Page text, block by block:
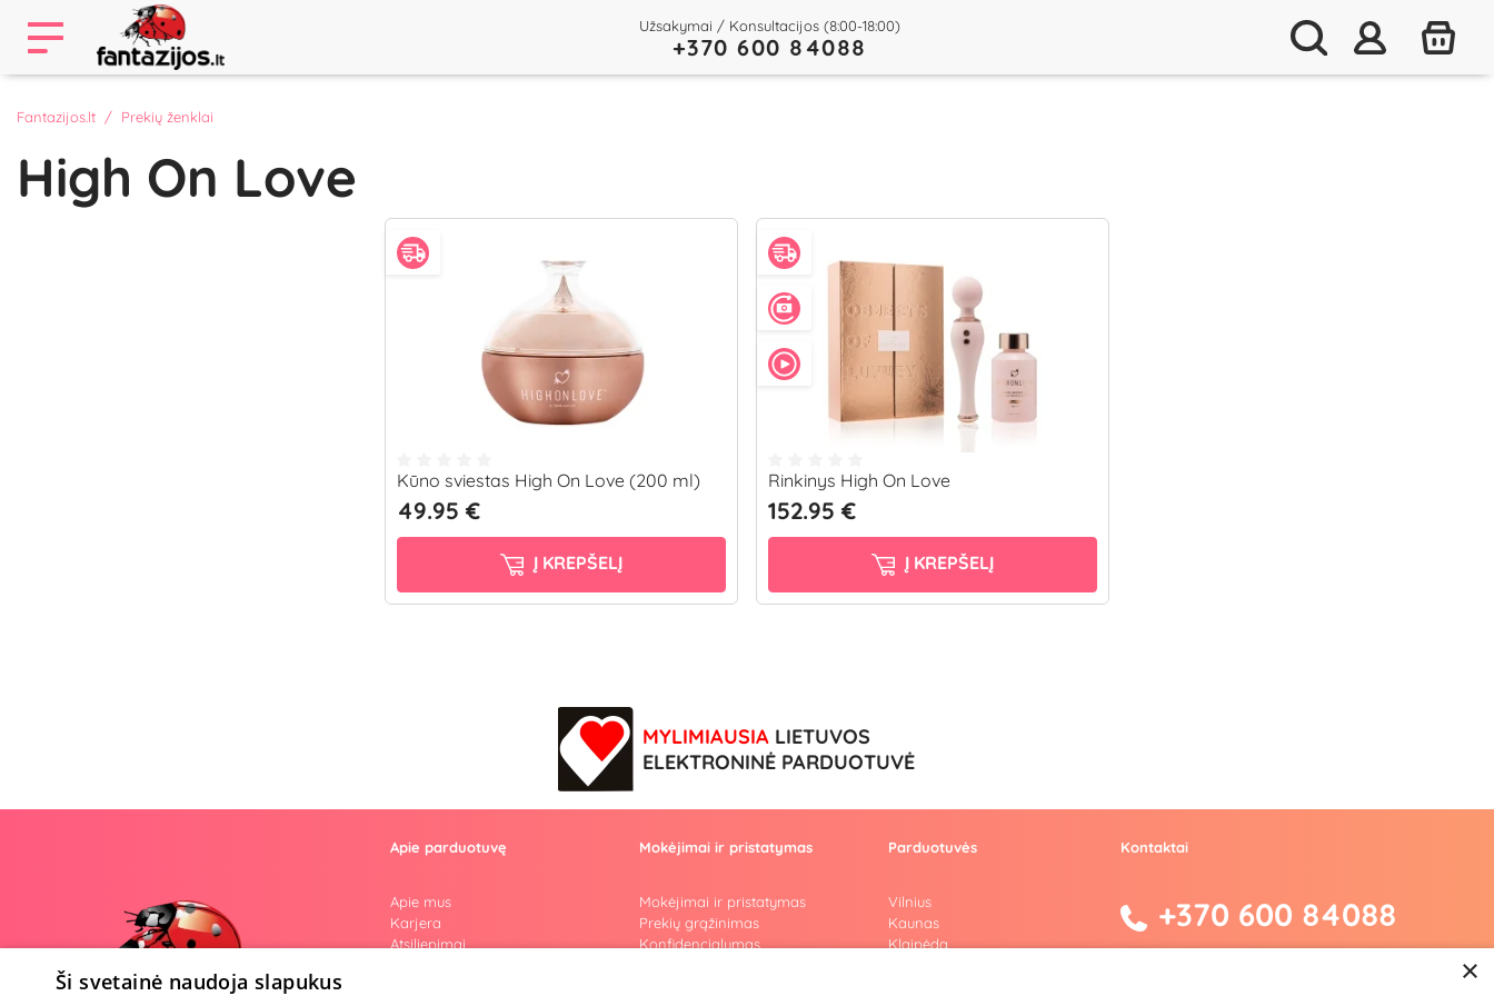
Užsakymai / Konsultacijos (8:00-18:00)
+370 600 84088
Fantazijos.lt Prekių ženklai
High On Love
Kūno sviestas High On Love (200 ml)
49.95 €
Į KREPŠELĮ
Rinkinys High On Love
152.95 €
Į KREPŠELĮ
MYLIMIAUSIA LIETUVOS
ELEKTRONINĖ PARDUOTUVĖ
Apie parduotuvę
Apie mus
Karjera
Atsiliepimai
Mokėjimai ir pristatymas
Mokėjimai ir pristatymas
Prekių grąžinimas
Konfidencialumas
Parduotuvės
Vilnius
Kaunas
Klaipėda
Kontaktai
+370 600 84088
×
Ši svetainė naudoja slapukus